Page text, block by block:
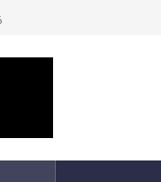
indica El Niño ‘muito